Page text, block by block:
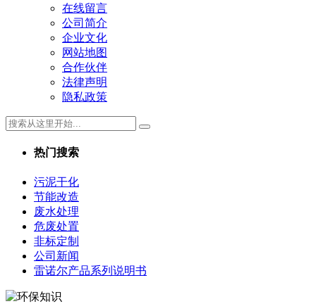
在线留言
公司简介
企业文化
网站地图
合作伙伴
法律声明
隐私政策
热门搜索
污泥干化
节能改造
废水处理
危废处置
非标定制
公司新闻
雷诺尔产品系列说明书